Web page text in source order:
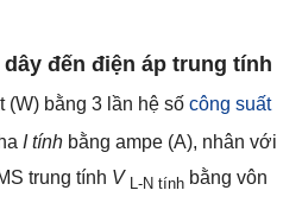
đến điện áp trung tính
(W) bằng 3 lần hệ số công suất
I tính bằng ampe (A), nhân với
trung tính V L-N tính bằng vôn